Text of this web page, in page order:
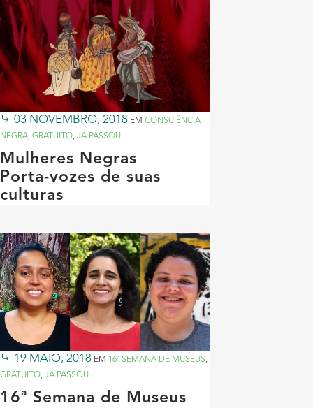
03 NOVEMBRO, 2018 EM CONSCIÊNCIA
NEGRA, GRATUITO, JÁ PASSOU
Mulheres Negras
Porta-vozes de suas
culturas
19 MAIO, 2018 EM 16ª SEMANA DE MUSEUS,
GRATUITO, JÁ PASSOU
16ª Semana de Museus